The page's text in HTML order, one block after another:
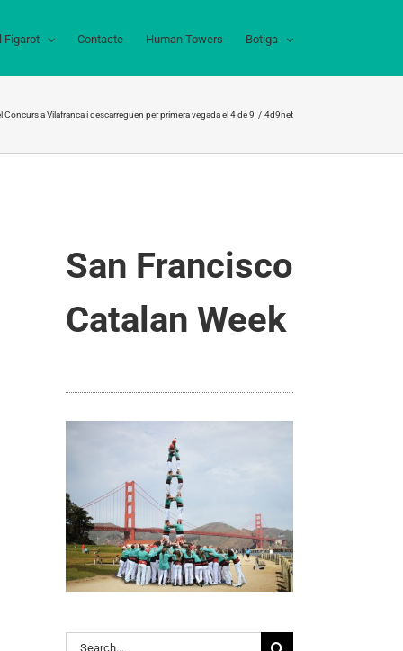
Figarot Contacte Human Towers Botiga
Concurs a Vilafranca i descarreguen per primera vegada el 4 de 9 4d9net
San Francisco
Catalan Week
Search